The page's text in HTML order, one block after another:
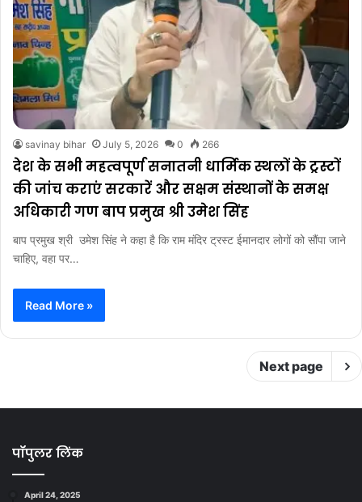
savinay bihar July 5, 2026 0 266
देश के सभी महत्वपूर्ण सनातनी धार्मिक स्थलों के ट्रस्टों
की जांच कराएं सरकारें और सक्षम संस्थानों के समक्ष
अधिकारी गण बाप प्रमुख श्री उमेश सिंह
बाप प्रमुख श्री उमेश सिंह ने कहा है कि राम मंदिर ट्रस्ट ईमानदार लोगों को सौंपा जाने
चाहिए, वहा पर…
Read More »
Next page
पॉपुलर लिंक
April 24, 2025